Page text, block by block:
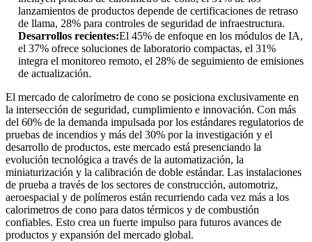
lanzamientos de productos depende de certificaciones de retraso
de llama, 28% para controles de seguridad de infraestructura.
Desarrollos recientes:El 45% de enfoque en los módulos de IA,
el 37% ofrece soluciones de laboratorio compactas, el 31%
integra el monitoreo remoto, el 28% de seguimiento de emisiones
de actualización.
El mercado de calorímetro de cono se posiciona exclusivamente en
la intersección de seguridad, cumplimiento e innovación. Con más
del 60% de la demanda impulsada por los estándares regulatorios de
pruebas de incendios y más del 30% por la investigación y el
desarrollo de productos, este mercado está presenciando la
evolución tecnológica a través de la automatización, la
miniaturización y la calibración de doble estándar. Las instalaciones
de prueba a través de los sectores de construcción, automotriz,
aeroespacial y de polímeros están recurriendo cada vez más a los
calorimetros de cono para datos térmicos y de combustión
confiables. Esto crea un fuerte impulso para futuros avances de
productos y expansión del mercado global.